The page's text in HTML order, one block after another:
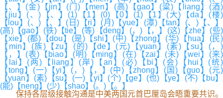
【、】(金)【jin】(门)【men】(高)【gao】(粱)【liang】(酒)
【jiu】(、)【、】(1)【1】(0)【0】(1)【1】(大)【da】(楼)
【lou】(、)【、】(日)【ri】(月)【yue】(潭)【tan】(、)【、】
(高)【gao】(铁)【tie】(等)【deng】(，)【，】(这)【zhe】(些)
【xie】(都)【dou】(是)【shi】(中)【zhong】(华)【hua】(民)
【min】(族)【zu】(的)【de】(元)【yuan】(素)【su】(，)
【，】(表)【biao】(明)【ming】(在)【zai】(未)【wei】(来)
【lai】(两)【liang】(岸)【an】(必)【bi】(会)【hui】(统)
【tong】(一)【yi】(，)【，】(中)【zhong】(国)【guo】(元)
【yuan】(素)【su】(一)【yi】(个)【ge】(也)【ye】(不)【bu】
(能)【neng】(少)【shao】(。)【。】
保持各层级接触沟通是中美两国元首巴厘岛会晤重要共识。